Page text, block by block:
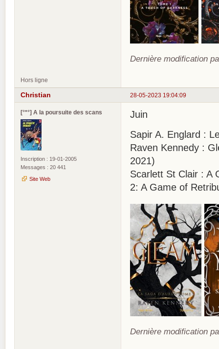
Dernière modification
Hors ligne
28-05-2023 19:04:09
Christian
[°*°] A la poursuite des scans
Inscription : 19-01-2005
Messages : 20 441
Site Web
Juin
Sapir A. Englard :
Raven Kennedy :
2021)
Scarlett St Clair : A
2: A Game of
Dernière modification